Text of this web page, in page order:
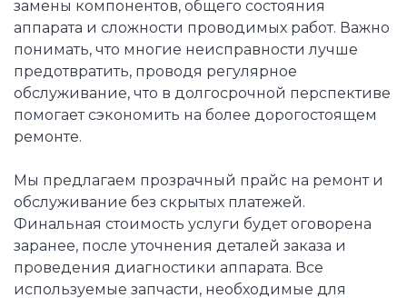
замены компонентов, общего состояния
аппарата и сложности проводимых работ. Важно
понимать, что многие неисправности лучше
предотвратить, проводя регулярное
обслуживание, что в долгосрочной перспективе
помогает сэкономить на более дорогостоящем
ремонте.
Мы предлагаем прозрачный прайс на ремонт и
обслуживание без скрытых платежей.
Финальная стоимость услуги будет оговорена
заранее, после уточнения деталей заказа и
проведения диагностики аппарата. Все
используемые запчасти, необходимые для